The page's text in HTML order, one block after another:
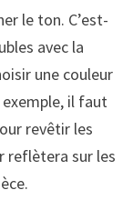
le ton. C’est-
avec la
une couleur
exemple, il faut
revêtir les
reflètera sur les